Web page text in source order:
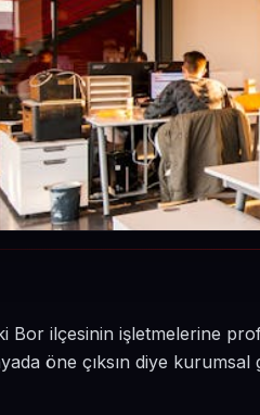
Bor ilçesinin işletmelerine
öne çıksın diye